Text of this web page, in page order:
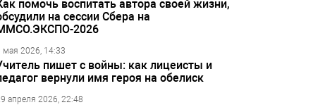
помочь воспитать автора своей жизни,
на сессии Сбера на
2026
мая 2026, 14:33
пишет с войны: как лицеисты и
вернули имя героя на обелиск
апреля 2026, 22:48